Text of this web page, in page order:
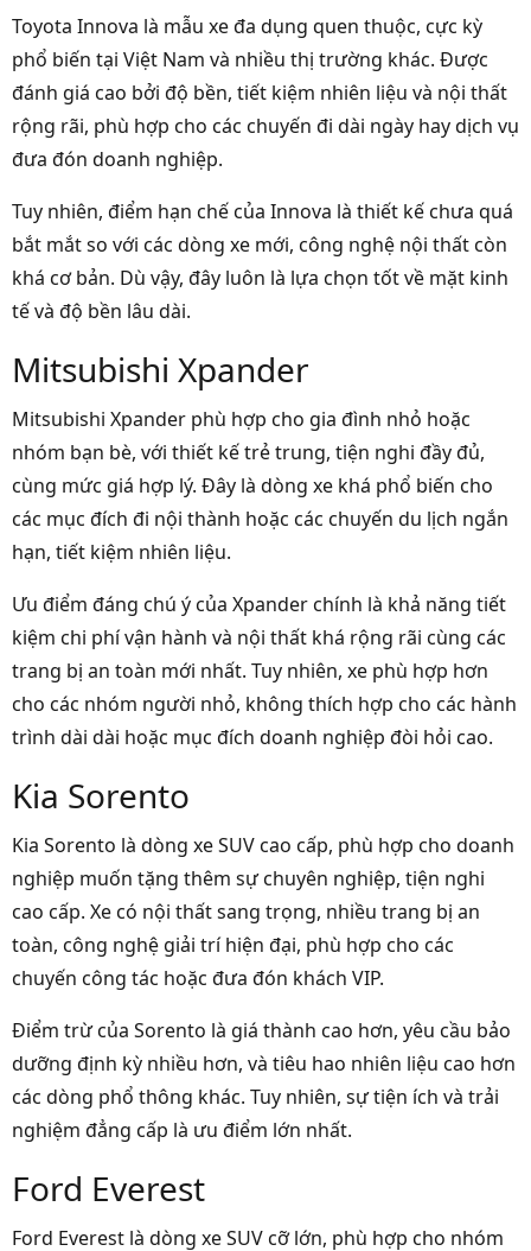
Toyota Innova là mẫu xe đa dụng quen thuộc, cực kỳ
phổ biến tại Việt Nam và nhiều thị trường khác. Được
đánh giá cao bởi độ bền, tiết kiệm nhiên liệu và nội thất
rộng rãi, phù hợp cho các chuyến đi dài ngày hay dịch vụ
đưa đón doanh nghiệp.
Tuy nhiên, điểm hạn chế của Innova là thiết kế chưa quá
bắt mắt so với các dòng xe mới, công nghệ nội thất còn
khá cơ bản. Dù vậy, đây luôn là lựa chọn tốt về mặt kinh
tế và độ bền lâu dài.
Mitsubishi Xpander
Mitsubishi Xpander phù hợp cho gia đình nhỏ hoặc
nhóm bạn bè, với thiết kế trẻ trung, tiện nghi đầy đủ,
cùng mức giá hợp lý. Đây là dòng xe khá phổ biến cho
các mục đích đi nội thành hoặc các chuyến du lịch ngắn
hạn, tiết kiệm nhiên liệu.
Ưu điểm đáng chú ý của Xpander chính là khả năng tiết
kiệm chi phí vận hành và nội thất khá rộng rãi cùng các
trang bị an toàn mới nhất. Tuy nhiên, xe phù hợp hơn
cho các nhóm người nhỏ, không thích hợp cho các hành
trình dài dài hoặc mục đích doanh nghiệp đòi hỏi cao.
Kia Sorento
Kia Sorento là dòng xe SUV cao cấp, phù hợp cho doanh
nghiệp muốn tặng thêm sự chuyên nghiệp, tiện nghi
cao cấp. Xe có nội thất sang trọng, nhiều trang bị an
toàn, công nghệ giải trí hiện đại, phù hợp cho các
chuyến công tác hoặc đưa đón khách VIP.
Điểm trừ của Sorento là giá thành cao hơn, yêu cầu bảo
dưỡng định kỳ nhiều hơn, và tiêu hao nhiên liệu cao hơn
các dòng phổ thông khác. Tuy nhiên, sự tiện ích và trải
nghiệm đẳng cấp là ưu điểm lớn nhất.
Ford Everest
Ford Everest là dòng xe SUV cỡ lớn, phù hợp cho nhóm